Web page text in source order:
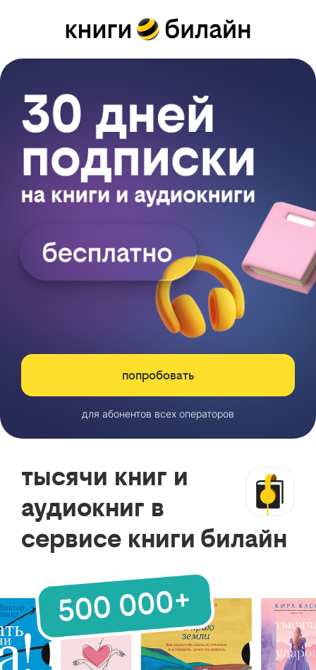
попробовать
для абонентов всех операторов
тысячи книг и
аудиокниг в
сервисе книги билайн